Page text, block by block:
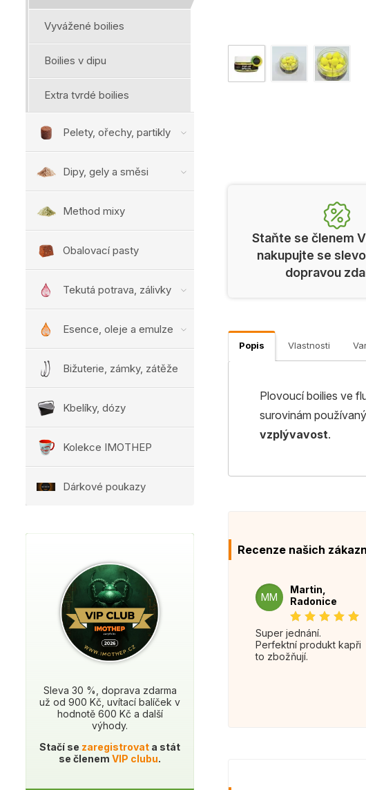
Vyvážené boilies
Boilies v dipu
Extra tvrdé boilies
Pelety, ořechy, partikly
Dipy, gely a směsi
Method mixy
Obalovací pasty
Tekutá potrava, zálivky
Esence, oleje a emulze
Bižuterie, zámky, zátěže
Kbelíky, dózy
Kolekce IMOTHEP
Dárkové poukazy
Sleva 30 %, doprava zdarma
už od 900 Kč, uvítací balíček v
hodnotě 600 Kč a další
výhody.
Stačí se zaregistrovat a stát
se členem VIP clubu.
Staňte se členem
nakupujte se
dopravou
Popis Vlastnosti
Plovoucí boilies ve
surovinám
vzplývavost.
Recenze našich
MM
Martin,
Radonice
Super jednání.
Perfektní produkt kapři
to zbožňují.